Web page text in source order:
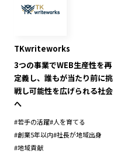
河内エリア
鳥取エリア
岡山エリア
山口エリア
香川エリア
佐賀エリア
熊本エリア
TKwriteworks
3つの事業でWEB生産性を再
定義し、誰もが当たり前に挑
戦し可能性を広げられる社会
へ
#若手の活躍#人を育てる
#創業5年以内#社長が地域出身
#地域貢献